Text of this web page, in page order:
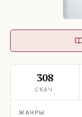
308
СКАЧ.
ЖАНРЫ